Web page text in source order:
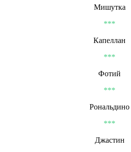
Мишутка
***
Капеллан
***
Фотий
***
Рональдино
***
Джастин